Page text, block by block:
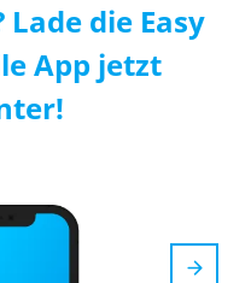
die Easy
App jetzt